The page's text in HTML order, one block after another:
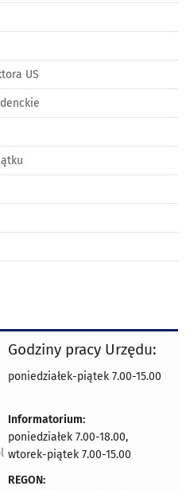
US
Godziny pracy Urzędu:
poniedziałek-piątek 7.00-15.00
Informatorium:
poniedziałek 7.00-18.00,
wtorek-piątek 7.00-15.00
REGON: